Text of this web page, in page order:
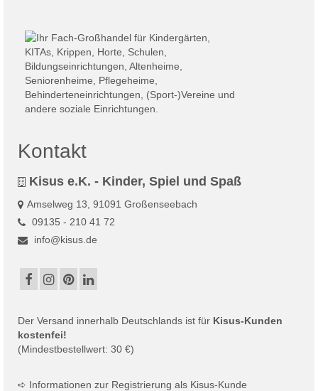
Kontakt
Kisus e.K. - Kinder, Spiel und Spaß
Amselweg 13, 91091 Großenseebach
09135 - 210 41 72
info@kisus.de
Der Versand innerhalb Deutschlands ist für Kisus-Kunden
kostenfei!
(Mindestbestellwert: 30 €)
➪ Informationen zur Registrierung als Kisus-Kunde